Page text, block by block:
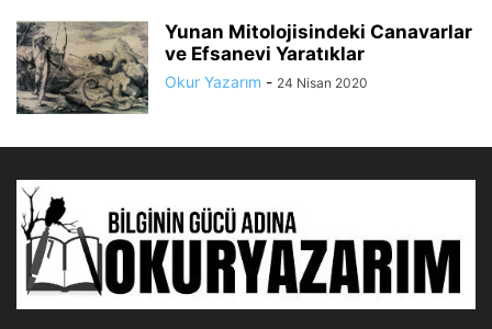
Yunan Mitolojisindeki Canavarlar
ve Efsanevi Yaratıklar
Okur Yazarım - 24 Nisan 2020